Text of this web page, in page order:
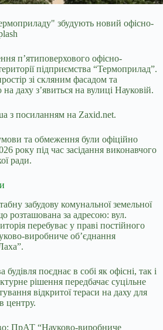
збудують новий офісно-
п’ятиповерхового офісно-
підприємства “Термоприлад”.
зі скляним фасадом та
даху з’явиться на вулиці Науковій.
з посиланням на Zaxid.net.
та обмеження були офіційно
року під час засідання виконавчого
ради.
забудову комунальної земельної
розташована за адресою: вул.
перебуває у праві постійного
виробниче обʼєднання
поєднає в собі як офісні, так і
рішення передбачає суцільне
відкритої тераси на даху для
центру.
ПрАТ “Науково-виробниче